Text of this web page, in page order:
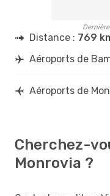
Distance : 769
Aéroports de
Aéroports de
Cherchez-
Monrovia ?